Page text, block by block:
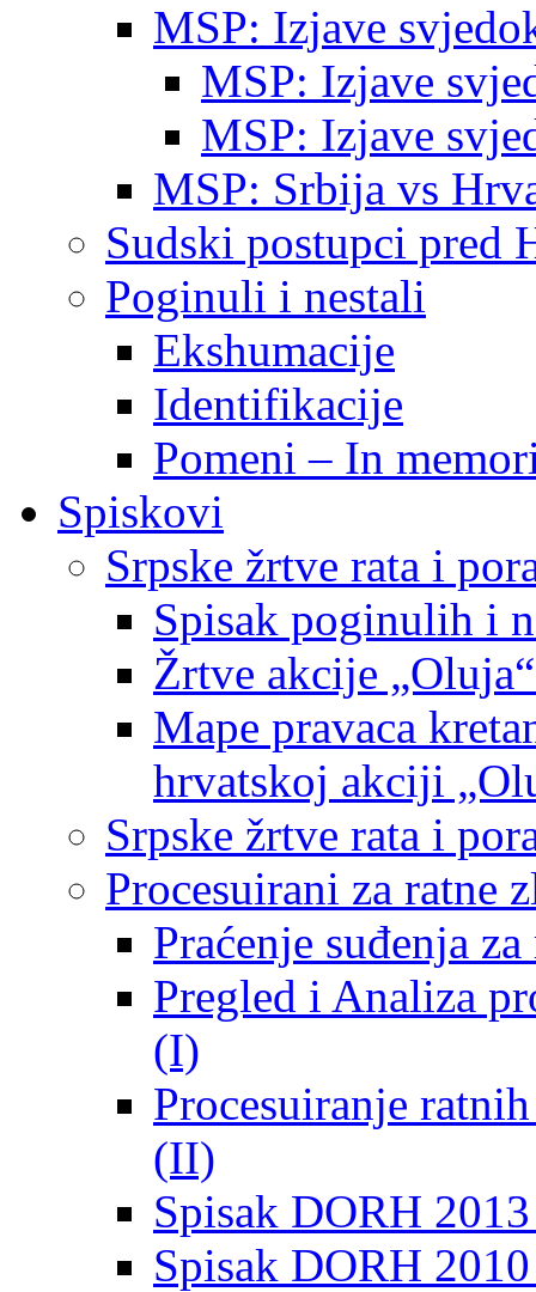
MSP: Izjave
MSP: Izjave
MSP: Izjave
MSP: Srbija vs
Sudski postupci pred
Poginuli i nestali
Ekshumacije
Identifikacije
Pomeni – In
Spiskovi
Srpske žrtve rata i
Spisak poginulih i
Žrtve akcije
Mape pravaca
hrvatskoj akciji
Srpske žrtve rata i
Procesuirani za ratne
Praćenje suđenja
Pregled i Analiza
(I)
Procesuiranje
(II)
Spisak DORH
Spisak DORH